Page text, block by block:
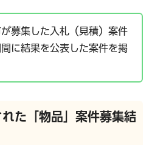
募集した入札（見積）案件
に結果を公表した案件を掲
た「物品」案件募集結